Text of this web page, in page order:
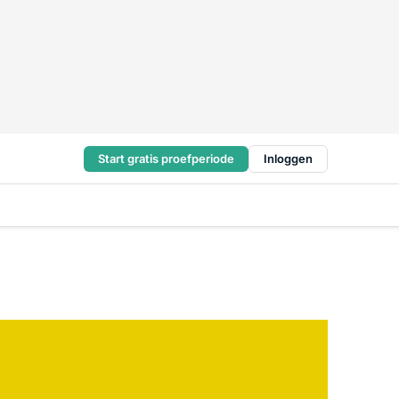
Start gratis proefperiode Inloggen